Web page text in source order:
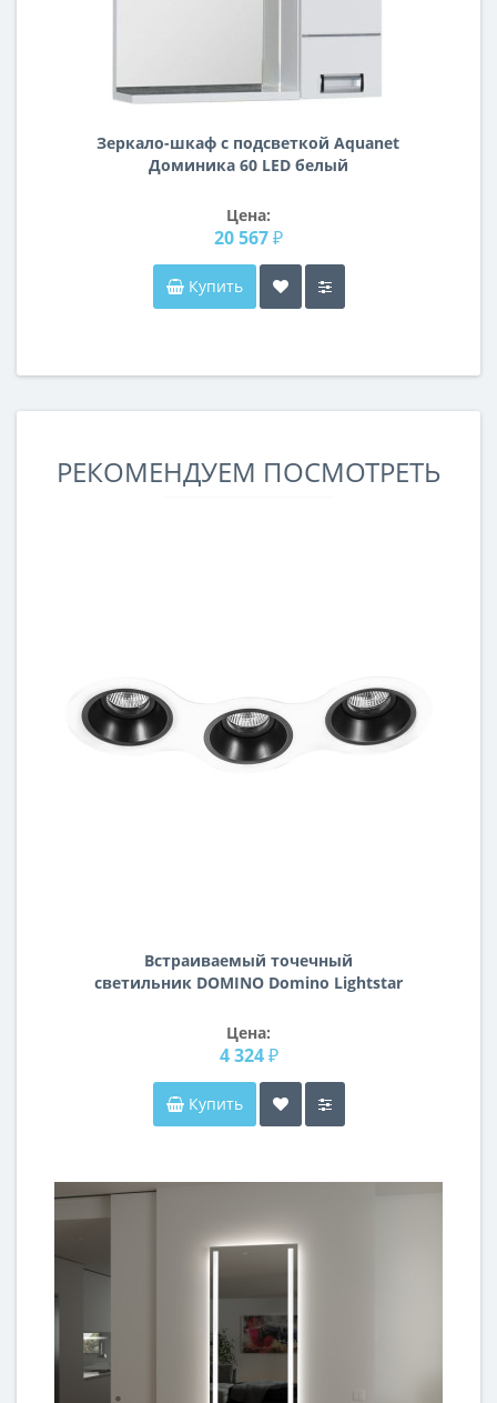
Зеркало-шкаф с подсветкой Aquanet
Доминика 60 LED белый
Цена:
20 567 ₽
Купить
РЕКОМЕНДУЕМ ПОСМОТРЕТЬ
Встраиваемый точечный
светильник DOMINO Domino Lightstar
Цена:
4 324 ₽
Купить